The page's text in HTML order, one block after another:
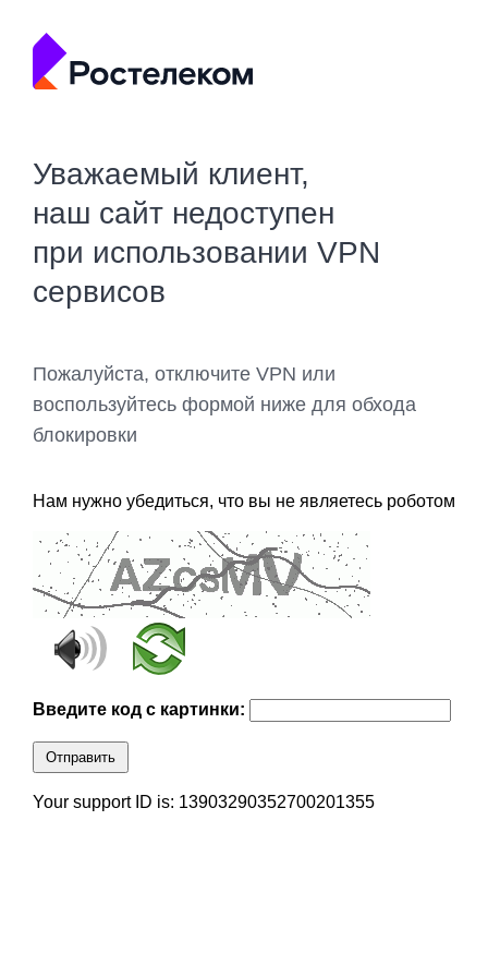
Уважаемый клиент,
наш сайт недоступен
при использовании VPN
сервисов
Пожалуйста, отключите VPN или
воспользуйтесь формой ниже для обхода
блокировки
Нам нужно убедиться, что вы не являетесь роботом
Введите код с картинки:
Отправить
Your support ID is: 13903290352700201355